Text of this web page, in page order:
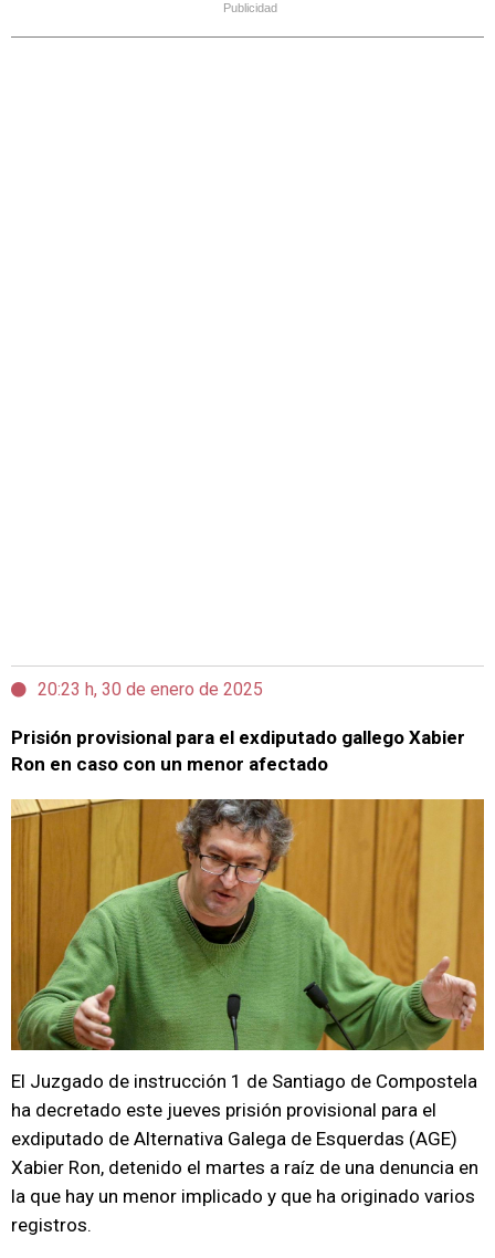
Publicidad
20:23 h, 30 de enero de 2025
Prisión provisional para el exdiputado gallego Xabier
Ron en caso con un menor afectado
El Juzgado de instrucción 1 de Santiago de Compostela
ha decretado este jueves prisión provisional para el
exdiputado de Alternativa Galega de Esquerdas (AGE)
Xabier Ron, detenido el martes a raíz de una denuncia en
la que hay un menor implicado y que ha originado varios
registros.